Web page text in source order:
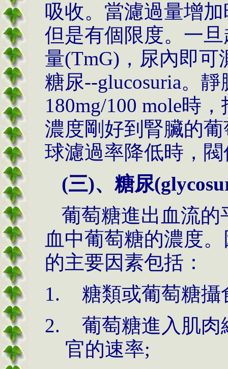
吸收。當濾過量增
但是有個限度。一
量(TmG)，尿內即
糖尿--glucosuria。
180mg/100 mole時
濃度剛好到腎臟的
球濾過率降低時，
(三)、糖尿
葡萄糖進出血流
血中葡萄糖的濃度
的主要因素包括：
糖類或葡萄糖攝
葡萄糖進入肌
官的速率;